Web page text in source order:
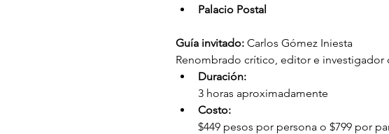
Palacio Postal
Guía invitado: Carlos Gómez Iniesta
Renombrado crítico, editor e investigador
Duración:
3 horas aproximadamente
Costo:
$449 pesos por persona o $799 por